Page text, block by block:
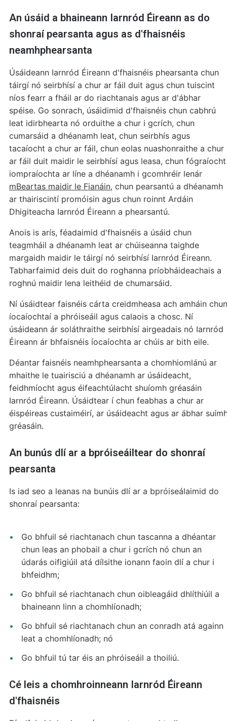
An úsáid a bhaineann Iarnród Éireann as do
shonraí pearsanta agus as d'fhaisnéis
neamhphearsanta
Úsáideann Iarnród Éireann d'fhaisnéis phearsanta chun
táirgí nó seirbhísí a chur ar fáil duit agus chun tuiscint
níos fearr a fháil ar do riachtanais agus ar d'ábhar
spéise. Go sonrach, úsáidimid d'fhaisnéis chun cabhrú
leat idirbhearta nó orduithe a chur i gcrích, chun
cumarsáid a dhéanamh leat, chun seirbhís agus
tacaíocht a chur ar fáil, chun eolas nuashonraithe a chur
ar fáil duit maidir le seirbhísí agus leasa, chun fógraíocht
iompraíochta ar líne a dhéanamh i gcomhréir lenár
mBeartas maidir le Fianáin, chun pearsantú a dhéanamh
ar thairiscintí promóisin agus chun roinnt Ardáin
Dhigiteacha Iarnród Éireann a phearsantú.
Anois is arís, féadaimid d'fhaisnéis a úsáid chun
teagmháil a dhéanamh leat ar chúiseanna taighde
margaidh maidir le táirgí nó seirbhísí Iarnród Éireann.
Tabharfaimid deis duit do roghanna príobháideachais a
roghnú maidir lena leithéid de chumarsáid.
Ní úsáidtear faisnéis cárta creidmheasa ach amháin chun
íocaíochtaí a phróiseáil agus calaois a chosc. Ní
úsáideann ár soláthraithe seirbhísí airgeadais nó Iarnród
Éireann ár bhfaisnéis íocaíochta ar chúis ar bith eile.
Déantar faisnéis neamhphearsanta a chomhiomlánú ar
mhaithe le tuairisciú a dhéanamh ar úsáideacht,
feidhmíocht agus éifeachtúlacht shuíomh gréasáin
Iarnród Éireann. Úsáidtear í chun feabhas a chur ar
éispéireas custaiméirí, ar úsáideacht agus ar ábhar
gréasáin.
An bunús dlí ar a bpróiseáiltear do shonraí
pearsanta
Is iad seo a leanas na bunúis dlí ar a bpróiseálaimid do
shonraí pearsanta:
Go bhfuil sé riachtanach chun tascanna a dhéantar
chun leas an phobail a chur i gcrích nó chun an
údarás oifigiúil atá dílsithe ionann faoin dlí a chur i
bhfeidhm;
Go bhfuil sé riachtanach chun oibleagáid dhlíthiúil a
bhaineann linn a chomhlíonadh;
Go bhfuil sé riachtanach chun an conradh atá againn
leat a chomhlíonadh; nó
Go bhfuil tú tar éis an phróiseáil a thoiliú.
Cé leis a chomhroinneann Iarnród Éireann
d'fhaisnéis